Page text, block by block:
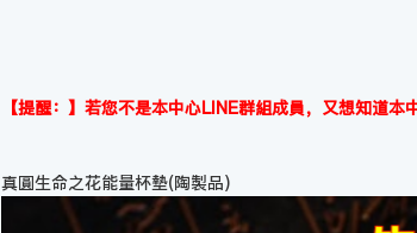
【提醒：】若您不是本中心LINE群組成員，又想知道本
真圓生命之花能量杯墊(陶製品)